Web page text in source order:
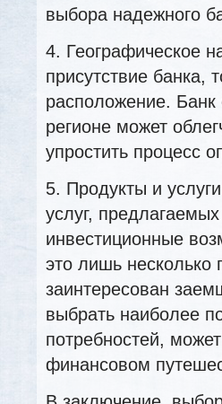
выбора надежного
4. Географическое
присутствие банка,
расположение.
регионе может
упростить процесс
5. Продукты и
услуг,
инвестиционные
это лишь несколько
заинтересован
выбрать наиболее
потребностей,
финансовом